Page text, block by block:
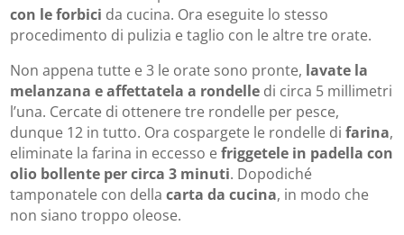
con le forbici da cucina. Ora eseguite lo stesso
procedimento di pulizia e taglio con le altre tre orate.
Non appena tutte e 3 le orate sono pronte, lavate la
melanzana e affettatela a rondelle di circa 5 millimetri
l’una. Cercate di ottenere tre rondelle per pesce,
dunque 12 in tutto. Ora cospargete le rondelle difarina,
eliminate la farina in eccesso efriggetele in padella con
olio bollente per circa 3 minuti. Dopodiché
tamponatele con dellacarta da cucina, in modo che
non siano troppo oleose.